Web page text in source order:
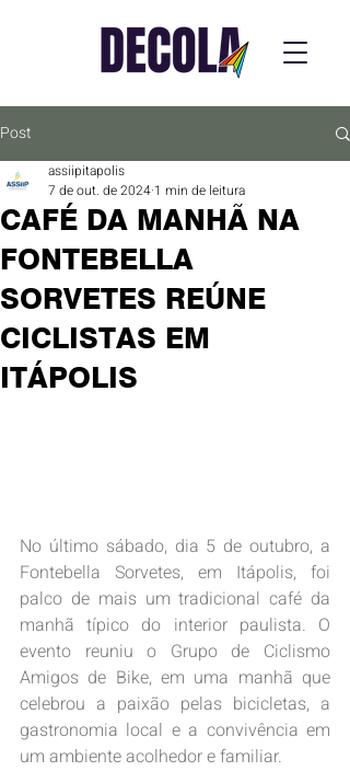
Post
CAFÉ DA MANHÃ NA
FONTEBELLA
SORVETES REÚNE
CICLISTAS EM
ITÁPOLIS
assiipitapolis
7 de out. de 2024 1 min de leitura
No último sábado, dia 5 de outubro, a
Fontebella Sorvetes, em Itápolis, foi
palco de mais um tradicional café da
manhã típico do interior paulista. O
evento reuniu o Grupo de Ciclismo
Amigos de Bike, em uma manhã que
celebrou a paixão pelas bicicletas, a
gastronomia local e a convivência em
um ambiente acolhedor e familiar.